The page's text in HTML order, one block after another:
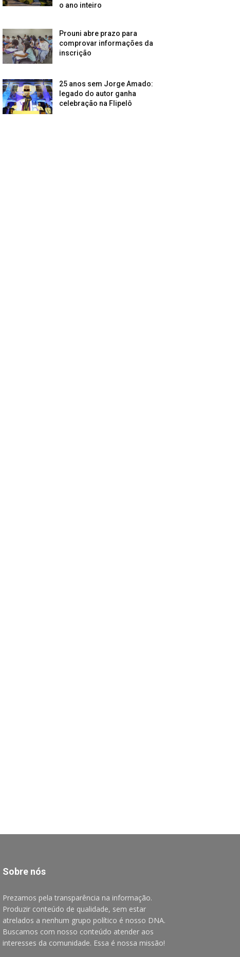
o ano inteiro
Prouni abre prazo para
comprovar informações da
inscrição
25 anos sem Jorge Amado:
legado do autor ganha
celebração na Flipelô
Sobre nós
Prezamos pela transparência na informação.
Produzir conteúdo de qualidade, sem estar
atrelados a nenhum grupo político é nosso DNA.
Buscamos com nosso conteúdo atender aos
interesses da comunidade. Essa é nossa missão!